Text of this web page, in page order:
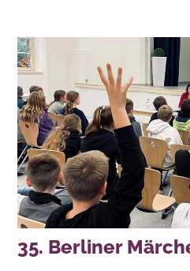
35. Berliner